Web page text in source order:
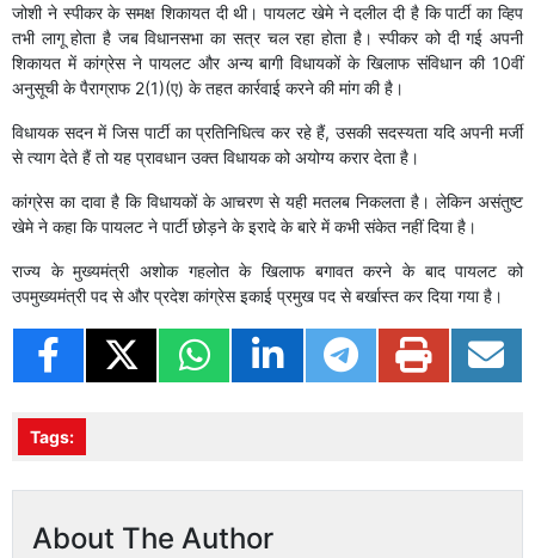
जोशी ने स्पीकर के समक्ष शिकायत दी थी। पायलट खेमे ने दलील दी है कि पार्टी का व्हिप
तभी लागू होता है जब विधानसभा का सत्र चल रहा होता है। स्पीकर को दी गई अपनी
शिकायत में कांग्रेस ने पायलट और अन्य बागी विधायकों के खिलाफ संविधान की 10वीं
अनुसूची के पैराग्राफ 2(1)(ए) के तहत कार्रवाई करने की मांग की है।
विधायक सदन में जिस पार्टी का प्रतिनिधित्व कर रहे हैं, उसकी सदस्यता यदि अपनी मर्जी
से त्याग देते हैं तो यह प्रावधान उक्त विधायक को अयोग्य करार देता है।
कांग्रेस का दावा है कि विधायकों के आचरण से यही मतलब निकलता है। लेकिन असंतुष्ट
खेमे ने कहा कि पायलट ने पार्टी छोड़ने के इरादे के बारे में कभी संकेत नहीं दिया है।
राज्य के मुख्यमंत्री अशोक गहलोत के खिलाफ बगावत करने के बाद पायलट को
उपमुख्यमंत्री पद से और प्रदेश कांग्रेस इकाई प्रमुख पद से बर्खास्त कर दिया गया है।
Tags:
About The Author